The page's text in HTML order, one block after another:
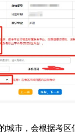
城市，会根据考